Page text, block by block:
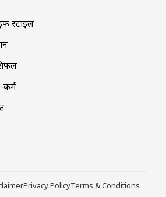
स्टाइल
कर्म
Privacy PolicyTerms & Conditions